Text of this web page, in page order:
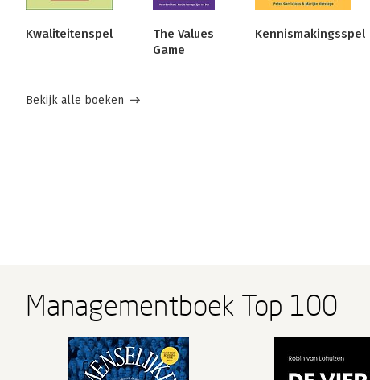
Kwaliteitenspel
The Values
Game
Kennismakingsspel
Bekijk alle boeken
Managementboek Top 100